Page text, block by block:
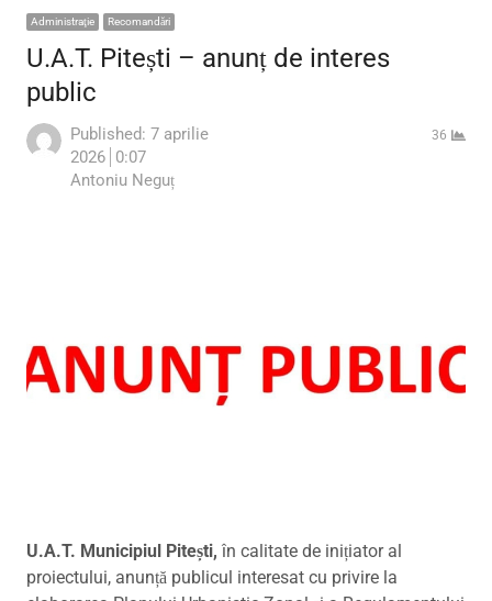
Administraţie Recomandări
U.A.T. Pitești – anunț de interes
public
Published: 7 aprilie
2026 0:07
Author
Antoniu Neguț
36
U.A.T. Municipiul Pitești, în calitate de inițiator al
proiectului, anunță publicul interesat cu privire la